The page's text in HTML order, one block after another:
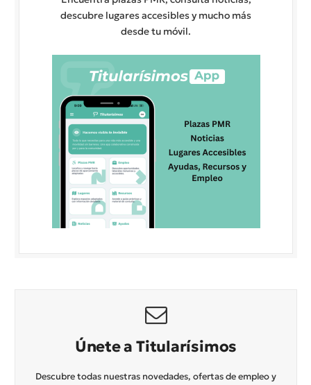
descubre lugares accesibles y mucho más
desde tu móvil.
Únete a Titularísimos
Descubre todas nuestras novedades, ofertas de empleo y